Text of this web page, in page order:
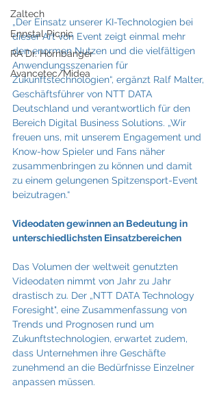
Zaltech
Ennstal Picnic
RA Dr. Hornbanger
Avancetec/Midea
„Der Einsatz unserer KI-Technologien bei
dieser Art von Event zeigt einmal mehr
den enormen Nutzen und die vielfältigen
Anwendungsszenarien für
Zukunftstechnologien“, ergänzt Ralf Malter,
Geschäftsführer von NTT DATA
Deutschland und verantwortlich für den
Bereich Digital Business Solutions. „Wir
freuen uns, mit unserem Engagement und
Know-how Spieler und Fans näher
zusammenbringen zu können und damit
zu einem gelungenen Spitzensport-Event
beizutragen.“
Videodaten gewinnen an Bedeutung in
unterschiedlichsten Einsatzbereichen
Das Volumen der weltweit genutzten
Videodaten nimmt von Jahr zu Jahr
drastisch zu. Der „NTT DATA Technology
Foresight", eine Zusammenfassung von
Trends und Prognosen rund um
Zukunftstechnologien, erwartet zudem,
dass Unternehmen ihre Geschäfte
zunehmend an die Bedürfnisse Einzelner
anpassen müssen.